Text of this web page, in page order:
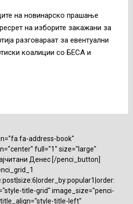
на новинарско прашање
на изборите закажани за
разговараат за евентуални
коалиции со БЕСА и
fa-address-book"
full="1" size="large"
Денес [/penci_button]
title-grid" image_size="penci-
title-left"